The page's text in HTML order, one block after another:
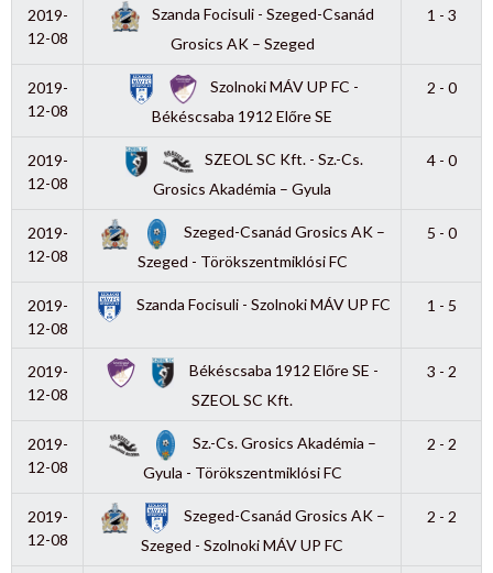
2019-
12-08
Szanda Focisuli - Szeged-Csanád
Grosics AK – Szeged
1 - 3
2019-
12-08
Szolnoki MÁV UP FC -
Békéscsaba 1912 Előre SE
2 - 0
2019-
12-08
SZEOL SC Kft. - Sz.-Cs.
Grosics Akadémia – Gyula
4 - 0
2019-
12-08
Szeged-Csanád Grosics AK –
Szeged - Törökszentmiklósi FC
5 - 0
2019-
12-08
Szanda Focisuli - Szolnoki MÁV UP FC 1 - 5
2019-
12-08
Békéscsaba 1912 Előre SE -
SZEOL SC Kft.
3 - 2
2019-
12-08
Sz.-Cs. Grosics Akadémia –
Gyula - Törökszentmiklósi FC
2 - 2
2019-
12-08
Szeged-Csanád Grosics AK –
Szeged - Szolnoki MÁV UP FC
2 - 2